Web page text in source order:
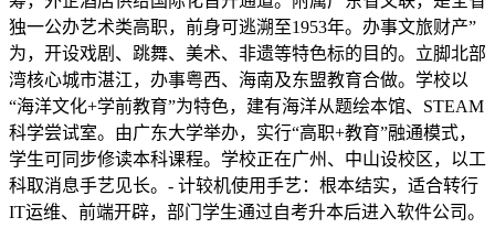
独一公办艺术类高职，前身可逃溯至1953年。办事文旅财产”
为，开设戏剧、跳舞、美术、非遗等特色标的目的。立脚北部
湾核心城市湛江，办事粤西、海南及东盟教育合做。学校以
“海洋文化+学前教育”为特色，建有海洋从题绘本馆、STEAM
科学尝试室。由广东大学举办，实行“高职+教育”融通模式，
学生可同步修读本科课程。学校正在广州、中山设校区，以工
科取消息手艺见长。- 计较机使用手艺：根本结实，适合转行
IT运维、前端开辟，部门学生通过自考升本后进入软件公司。